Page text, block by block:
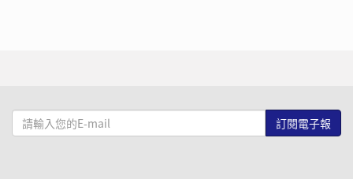
請
輸